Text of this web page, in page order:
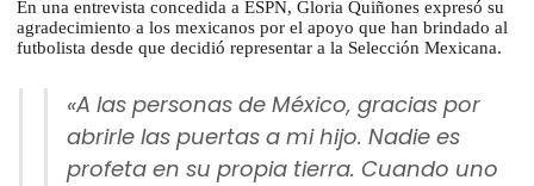
En una entrevista concedida a ESPN, Gloria Quiñones expresó su
agradecimiento a los mexicanos por el apoyo que han brindado al
futbolista desde que decidió representar a la Selección Mexicana.
«A las personas de México, gracias por
abrirle las puertas a mi hijo. Nadie es
profeta en su propia tierra. Cuando uno